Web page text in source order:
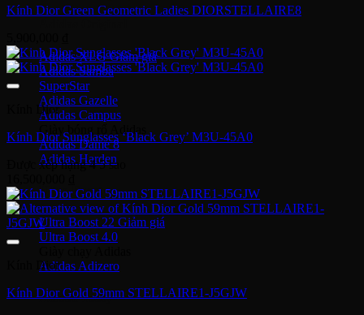
Adidas XLG
Adidas Samba
SuperStar
Adidas Gazelle
Adidas Campus
Giày bóng rổ Adidas
Adidas Dame 8
Adidas Harden
Ultra Boost
Ultra Boost 22
Ultra Boost 4.0
Adidas Adizero
Adidas Yeezy
Kính Dior Green Geometric Ladies DIORSTELLAIRE8
Kính Dior
Kính Dior Sunglasses ‘Black Grey’ M3U-45A0
Được xếp hạng45 sao
Kính Dior
Kính Dior Gold 59mm STELLAIRE1-J5GJW